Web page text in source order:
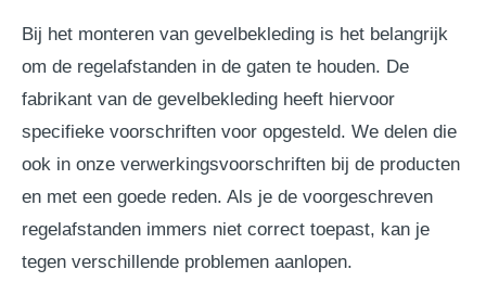
Bij het monteren van gevelbekleding is het belangrijk
om de regelafstanden in de gaten te houden. De
fabrikant van de gevelbekleding heeft hiervoor
specifieke voorschriften voor opgesteld. We delen die
ook in onze verwerkingsvoorschriften bij de producten
en met een goede reden. Als je de voorgeschreven
regelafstanden immers niet correct toepast, kan je
tegen verschillende problemen aanlopen.